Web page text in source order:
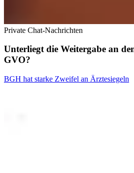
Private Chat-Nachrichten
Unterliegt die Weitergabe an
GVO?
BGH hat starke Zweifel an Ärztesiegeln